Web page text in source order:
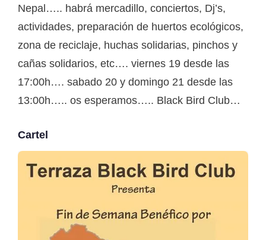
Nepal….. habrá mercadillo, conciertos, Dj’s,
actividades, preparación de huertos ecológicos,
zona de reciclaje, huchas solidarias, pinchos y
cañas solidarios, etc…. viernes 19 desde las
17:00h…. sabado 20 y domingo 21 desde las
13:00h….. os esperamos….. Black Bird Club…
Cartel